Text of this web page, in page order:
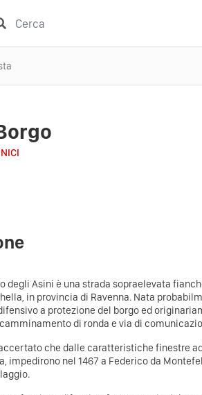
degli Asini è una strada sopraelevata
in provincia di Ravenna. Nata
a protezione del borgo ed
di ronda e via di
che dalle caratteristiche finestre
impedirono nel 1467 a Federico da